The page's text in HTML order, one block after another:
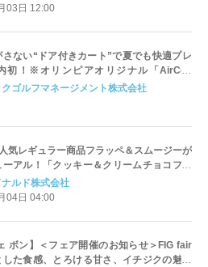
03日 12:00
ない“ドア付きカート”で夏でも快適プレ
！※オリンピアオリジナル「AirCon
コンカート）」導入 | ＰＧＭ
ゴルフマネージメント株式会社
気レギュラー商品フラッペ＆スムージーが
アル！「クッキー＆クリームチョコフラ
ンゴースムージー」8月5日（水）から販売
ルド株式会社
04日 04:00
ボン】＜フェア開催のお知らせ＞FIG fair
した食感、とろける甘さ、イチジクの魅力